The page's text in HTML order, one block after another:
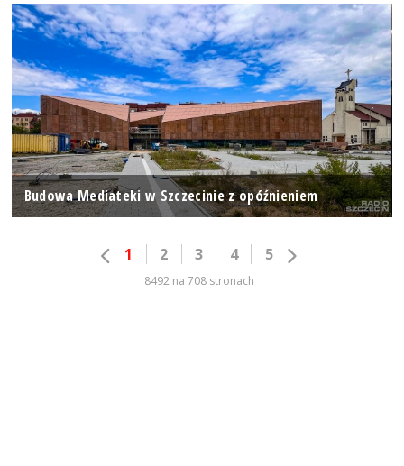
Budowa Mediateki w Szczecinie z opóźnieniem
1 2 3 4 5
8492 na 708 stronach